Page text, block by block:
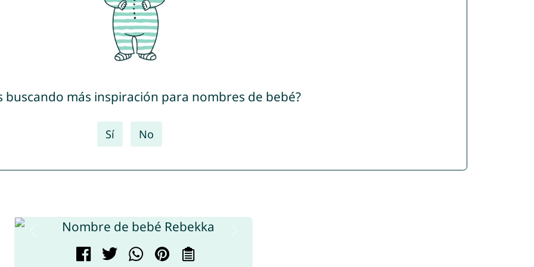
buscando más inspiración para nombres de bebé?
Sí No